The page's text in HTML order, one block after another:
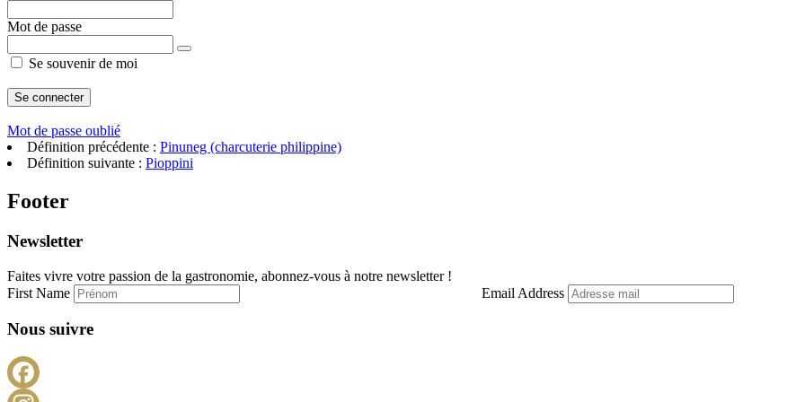
Mot de passe
Se souvenir de moi
Mot de passe oublié
Définition précédente : Pinuneg (charcuterie philippine)
Définition suivante : Pioppini
Footer
Newsletter
Faites vivre votre passion de la gastronomie, abonnez-vous à notre newsletter !
First Name
Email Address
Nous suivre